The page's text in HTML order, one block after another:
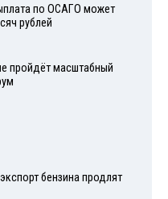
по ОСАГО может
рублей
пройдёт масштабный
бензина продлят